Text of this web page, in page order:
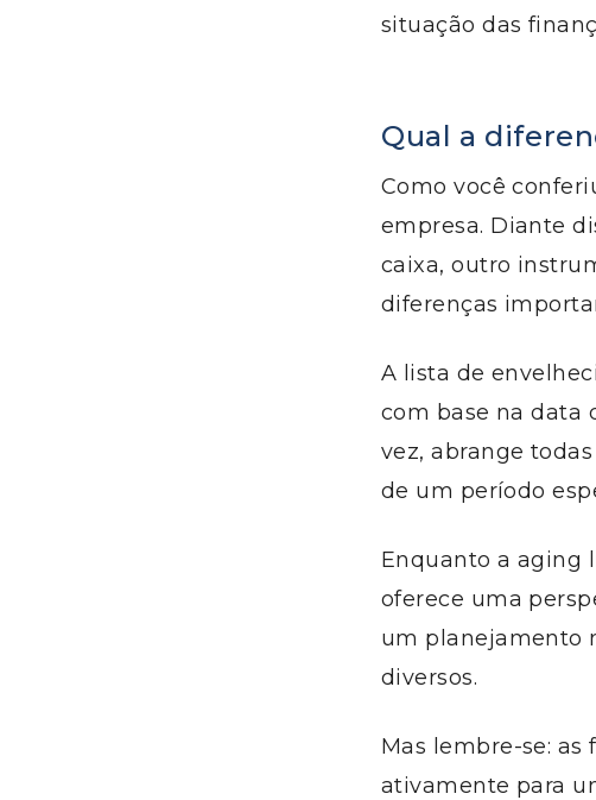
situação das
Qual a
Como você
empresa. Diante
caixa, outro
diferenças
A lista de
com base na data
vez, abrange
de um período
Enquanto a aging
oferece uma
um planejamento
diversos.
Mas lembre-se:
ativamente para